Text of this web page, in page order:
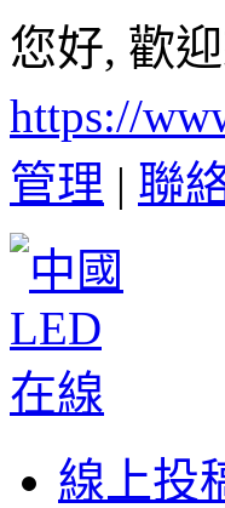
您好, 歡
https://
管理 | 聯
線上投